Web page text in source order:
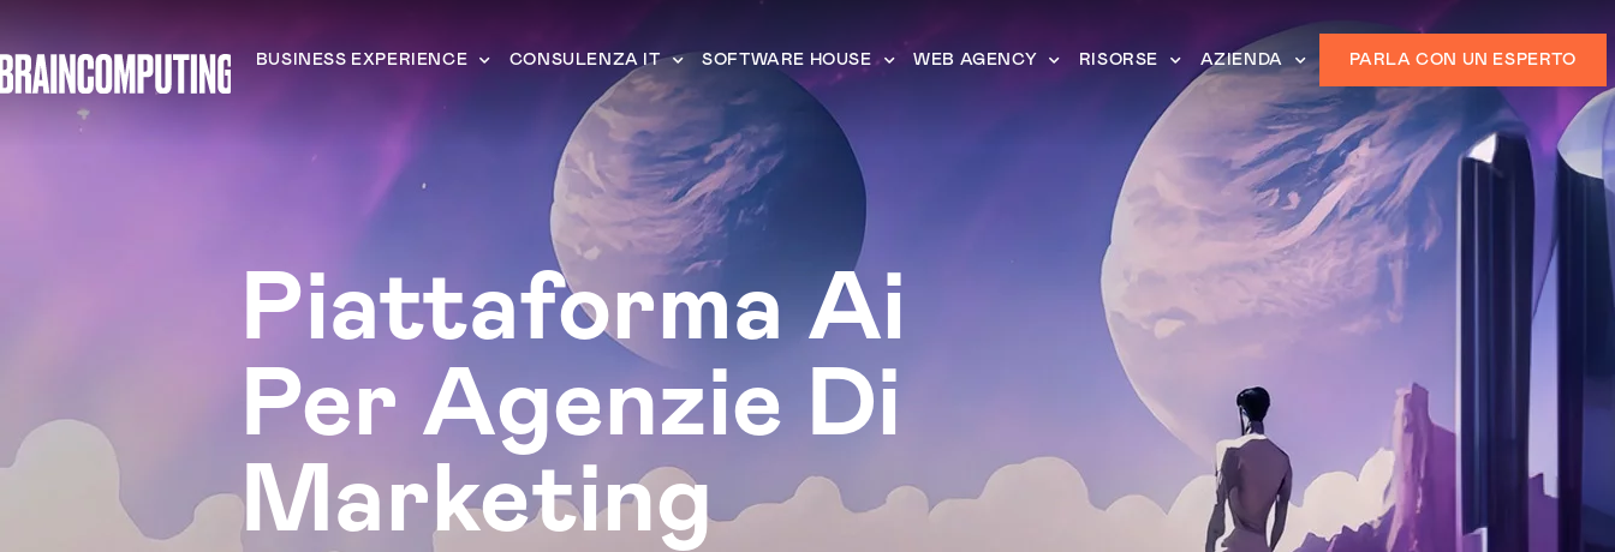
BUSINESS EXPERIENCE CONSULENZA IT SOFTWARE HOUSE WEB AGENCY RISORSE AZIENDA PARLA CON UN ESPERTO
Piattaforma Ai
Per Agenzie Di
Marketing